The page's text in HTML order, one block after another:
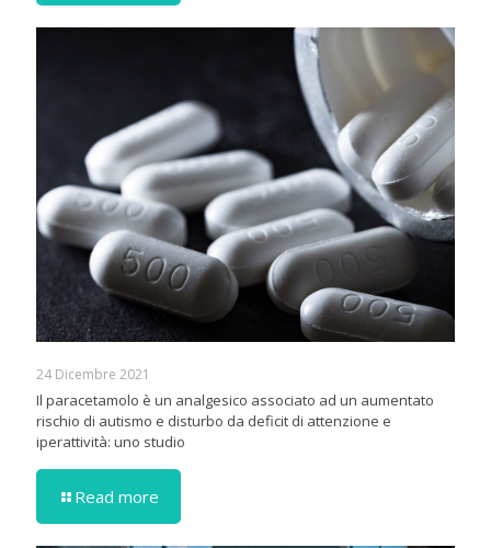
24 Dicembre 2021
Il paracetamolo è un analgesico associato ad un aumentato
rischio di autismo e disturbo da deficit di attenzione e
iperattività: uno studio
Read more